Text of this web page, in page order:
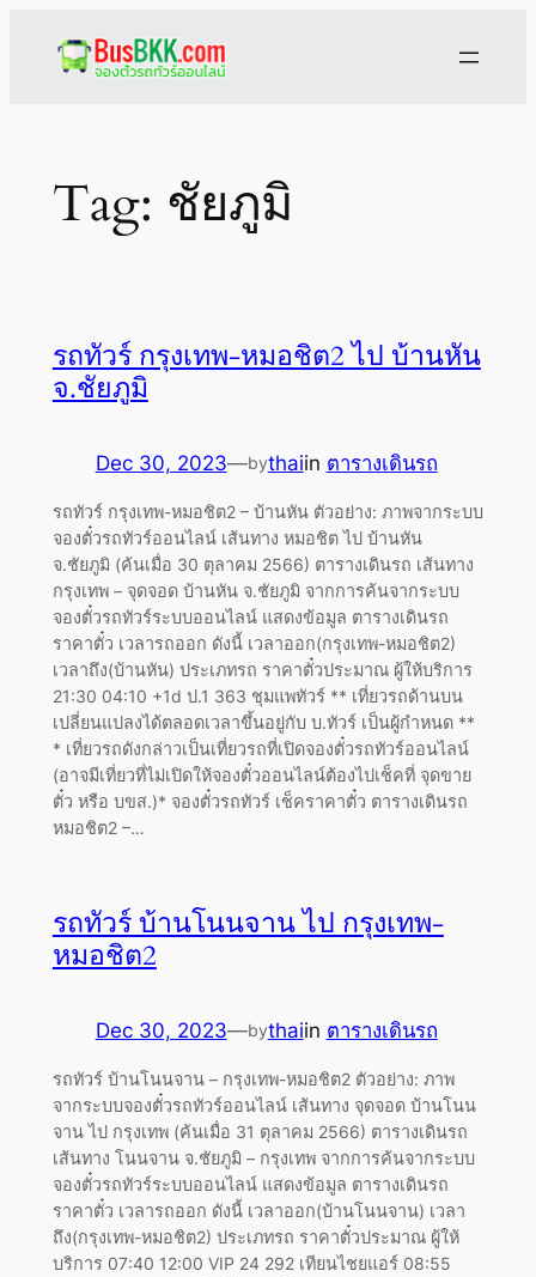
Tag: ชัยภูมิ
รถทัวร์ กรุงเทพ-หมอชิต2 ไป บ้านหัน
จ.ชัยภูมิ
Dec 30, 2023—bythaiin ตารางเดินรถ
รถทัวร์ กรุงเทพ-หมอชิต2 – บ้านหัน ตัวอย่าง: ภาพจากระบบ
จองตั๋วรถทัวร์ออนไลน์ เส้นทาง หมอชิต ไป บ้านหัน
จ.ชัยภูมิ (ค้นเมื่อ 30 ตุลาคม 2566) ตารางเดินรถ เส้นทาง
กรุงเทพ – จุดจอด บ้านหัน จ.ชัยภูมิ จากการค้นจากระบบ
จองตั๋วรถทัวร์ระบบออนไลน์ แสดงข้อมูล ตารางเดินรถ
ราคาตั๋ว เวลารถออก ดังนี้ เวลาออก(กรุงเทพ-หมอชิต2)
เวลาถึง(บ้านหัน) ประเภทรถ ราคาตั๋วประมาณ ผู้ให้บริการ
21:30 04:10 +1d ป.1 363 ชุมแพทัวร์ ** เที่ยวรถด้านบน
เปลี่ยนแปลงได้ตลอดเวลาขึ้นอยู่กับ บ.ทัวร์ เป็นผู้กำหนด **
* เที่ยวรถดังกล่าวเป็นเที่ยวรถที่เปิดจองตั๋วรถทัวร์ออนไลน์
(อาจมีเที่ยวที่ไม่เปิดให้จองตั๋วออนไลน์ต้องไปเช็คที่ จุดขาย
ตั๋ว หรือ บขส.)* จองตั๋วรถทัวร์ เช็คราคาตั๋ว ตารางเดินรถ
หมอชิต2 –…
รถทัวร์ บ้านโนนจาน ไป กรุงเทพ-
หมอชิต2
Dec 30, 2023—bythaiin ตารางเดินรถ
รถทัวร์ บ้านโนนจาน – กรุงเทพ-หมอชิต2 ตัวอย่าง: ภาพ
จากระบบจองตั๋วรถทัวร์ออนไลน์ เส้นทาง จุดจอด บ้านโนน
จาน ไป กรุงเทพ (ค้นเมื่อ 31 ตุลาคม 2566) ตารางเดินรถ
เส้นทาง โนนจาน จ.ชัยภูมิ – กรุงเทพ จากการค้นจากระบบ
จองตั๋วรถทัวร์ระบบออนไลน์ แสดงข้อมูล ตารางเดินรถ
ราคาตั๋ว เวลารถออก ดังนี้ เวลาออก(บ้านโนนจาน) เวลา
ถึง(กรุงเทพ-หมอชิต2) ประเภทรถ ราคาตั๋วประมาณ ผู้ให้
บริการ 07:40 12:00 VIP 24 292 เทียนไชยแอร์ 08:55